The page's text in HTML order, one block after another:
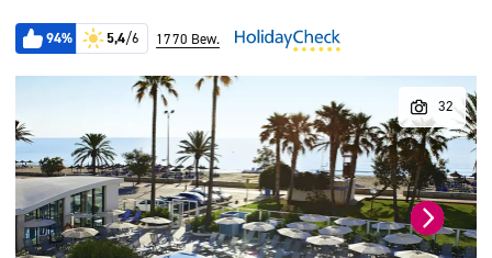
94% 5,4/6 1770 Bew.